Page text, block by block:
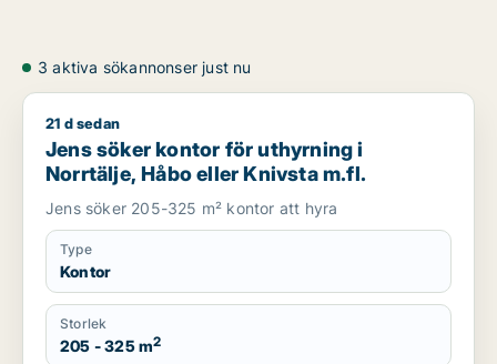
3 aktiva sökannonser just nu
Jens söker kontor för uthyrning i Norrtälje, Håbo eller
21 d sedan
Jens söker kontor för uthyrning i
Norrtälje, Håbo eller Knivsta m.fl.
Jens söker 205-325 m² kontor att hyra
Type
Kontor
Storlek
205 - 325 m2